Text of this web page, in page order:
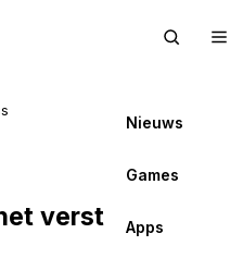
Nieuws
Games
Apps
verst